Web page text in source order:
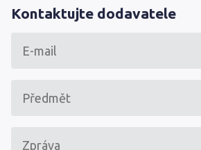
Kontaktujte dodavatele